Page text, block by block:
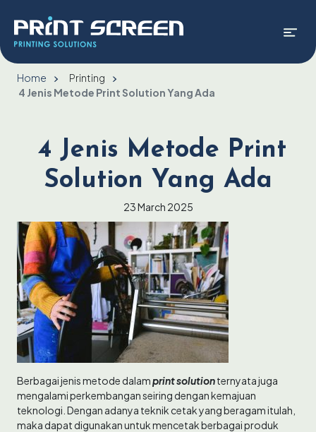
Home
Printing
4 Jenis Metode Print Solution Yang Ada
4 Jenis Metode Print
Solution Yang Ada
23 March 2025
Berbagai jenis metode dalamprint solutionternyata juga
mengalami perkembangan seiring dengan kemajuan
teknologi. Dengan adanya teknik cetak yang beragam itulah,
maka dapat digunakan untuk mencetak berbagai produk